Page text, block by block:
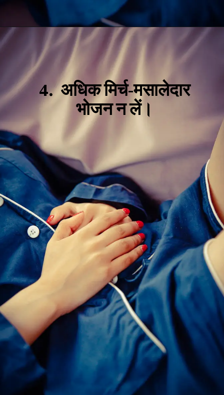
4.अधिक मिर्च-मसालेदार
भोजन न लें।